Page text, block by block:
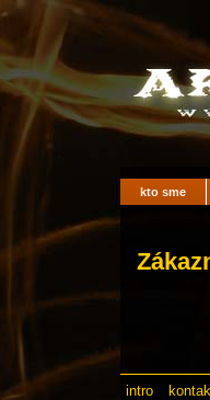
kto sme
intro